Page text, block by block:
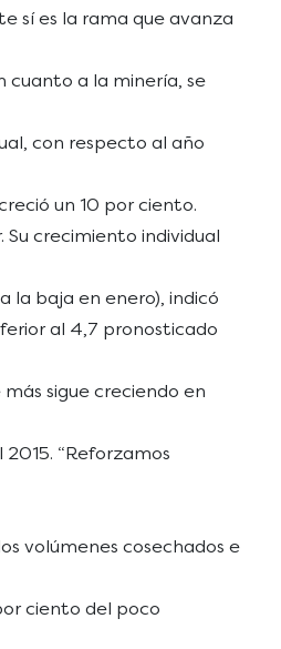
sí es la rama que avanza
cuanto a la minería, se
con respecto al año
un 10 por ciento.
Su crecimiento individual
la baja en enero), indicó
al 4,7 pronosticado
sigue creciendo en
“Reforzamos
volúmenes cosechados e
ciento del poco